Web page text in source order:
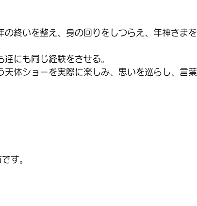
終いを整え、身の回りをしつらえ、年神さまを
にも同じ経験をさせる。
体ショーを実際に楽しみ、思いを巡らし、言葉
す。